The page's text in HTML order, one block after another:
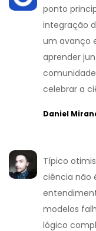
ponto
integração
um avanço
aprender
celebrar a
Daniel
Típico
ciência não
modelos
lógico